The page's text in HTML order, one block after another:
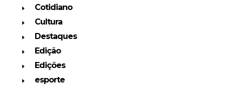
Cotidiano
Cultura
Destaques
Edição
Edições
esporte